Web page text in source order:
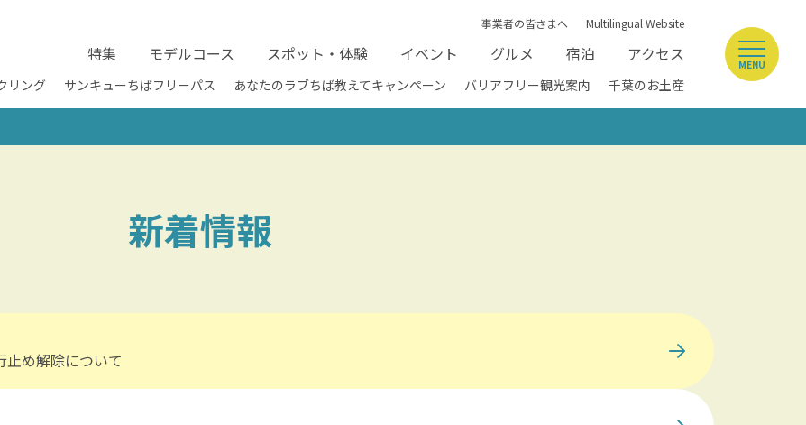
事業者の皆さまへ Multilingual Website
特集 モデルコース スポット・体験 イベント グルメ 宿泊 アクセス
リング サンキューちばフリーパス あなたのラブちば教えてキャンペーン バリアフリー観光案内 千葉のお土産
MENU
新着情報
め解除について